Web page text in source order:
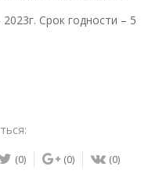
Срок годности – 5
(0) (0) (0)